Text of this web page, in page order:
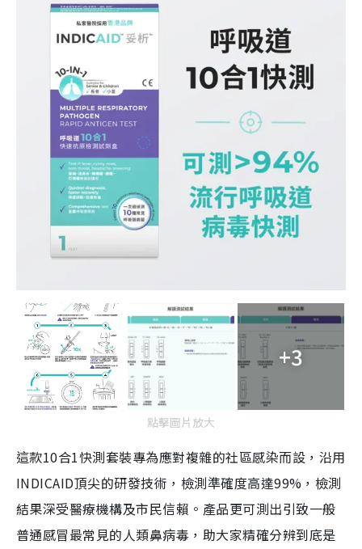
+3
點擊圖片放大
這款10合1快測套裝專為應對複雜的社區感染而設，沿用
INDICAID頂尖的研發技術，檢測準確度高達99%，檢測
結果深受醫療機構及市民信賴。產品更可測出引致一般
普通感冒最常見的人類鼻病毒，助大家精確分辨到底是